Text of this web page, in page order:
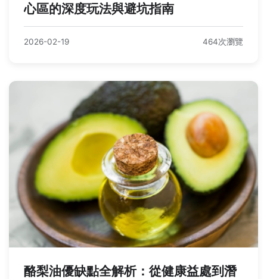
心區的深度玩法與避坑指南
2026-02-19 464次瀏覽
酪梨油優缺點全解析：從健康益處到潛